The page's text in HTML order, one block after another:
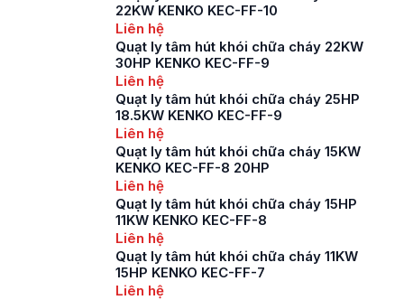
22KW KENKO KEC-FF-10
Liên hệ
Quạt ly tâm hút khói chữa cháy 22KW
30HP KENKO KEC-FF-9
Liên hệ
Quạt ly tâm hút khói chữa cháy 25HP
18.5KW KENKO KEC-FF-9
Liên hệ
Quạt ly tâm hút khói chữa cháy 15KW
KENKO KEC-FF-8 20HP
Liên hệ
Quạt ly tâm hút khói chữa cháy 15HP
11KW KENKO KEC-FF-8
Liên hệ
Quạt ly tâm hút khói chữa cháy 11KW
15HP KENKO KEC-FF-7
Liên hệ